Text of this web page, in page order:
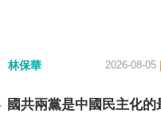
林保華 2026-08-05
國共兩黨是中國民主化的